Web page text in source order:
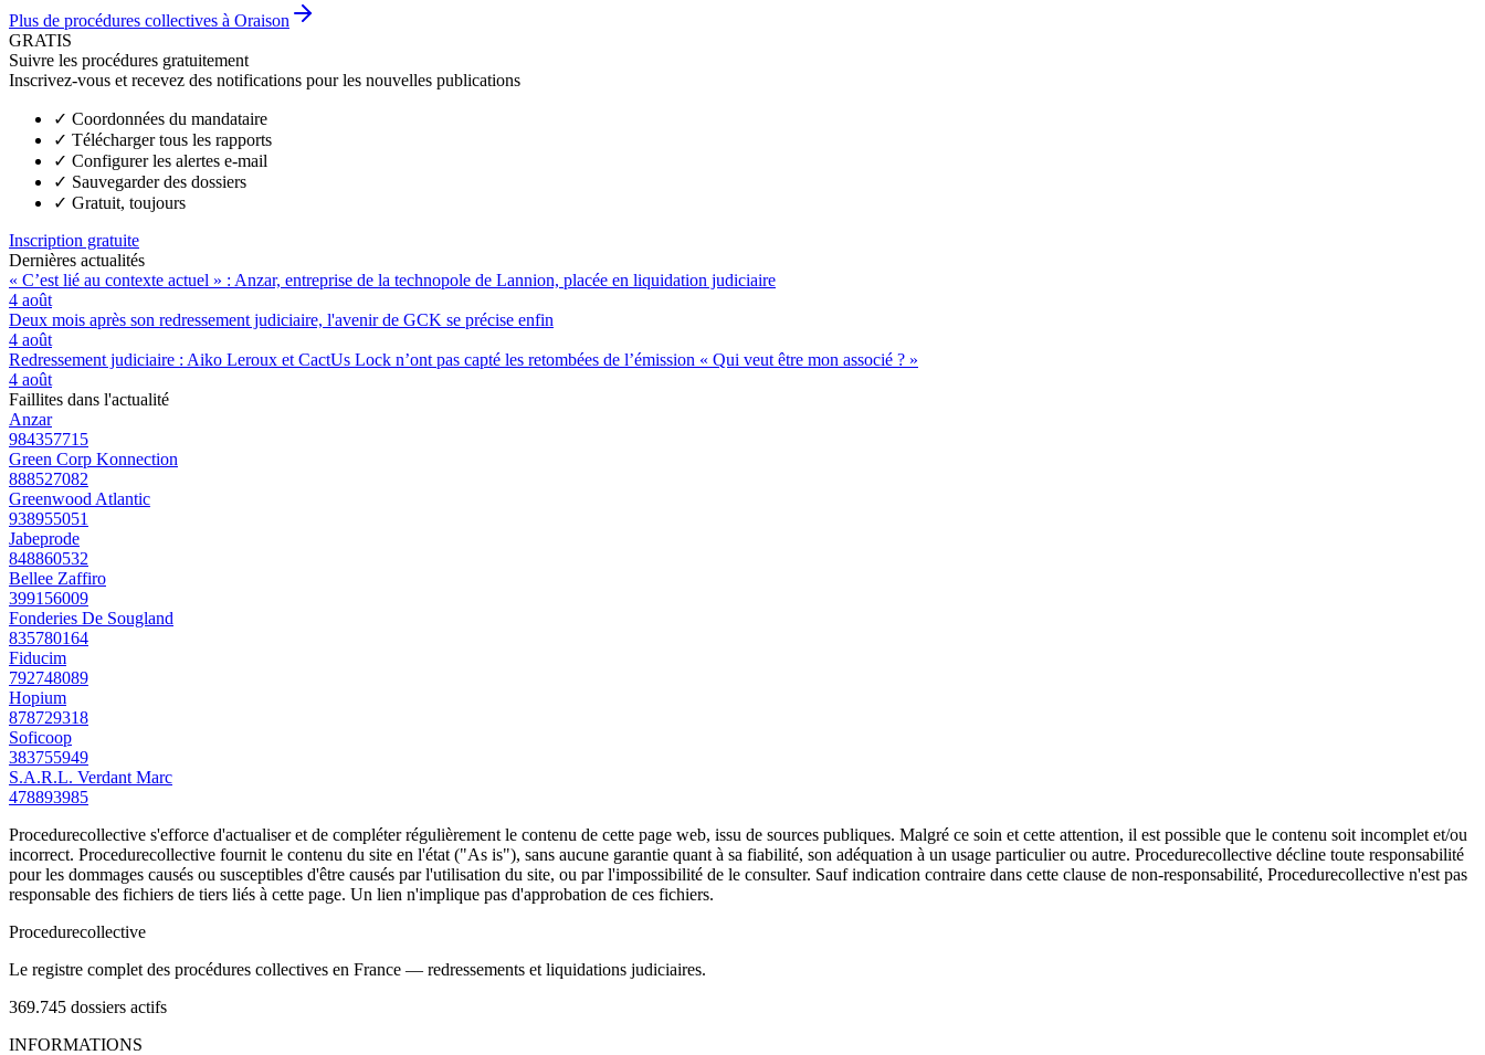
Plus de procédures collectives à Oraison
GRATIS
Suivre les procédures gratuitement
Inscrivez-vous et recevez des notifications pour les nouvelles publications
✓ Coordonnées du mandataire
✓ Télécharger tous les rapports
✓ Configurer les alertes e-mail
✓ Sauvegarder des dossiers
✓ Gratuit, toujours
Inscription gratuite
Dernières actualités
« C’est lié au contexte actuel » : Anzar, entreprise de la technopole de Lannion, placée en liquidation judiciaire
4 août
Deux mois après son redressement judiciaire, l'avenir de GCK se précise enfin
4 août
Redressement judiciaire : Aiko Leroux et CactUs Lock n’ont pas capté les retombées de l’émission « Qui veut être mon associé ? »
4 août
Faillites dans l'actualité
Anzar
984357715
Green Corp Konnection
888527082
Greenwood Atlantic
938955051
Jabeprode
848860532
Bellee Zaffiro
399156009
Fonderies De Sougland
835780164
Fiducim
792748089
Hopium
878729318
Soficoop
383755949
S.A.R.L. Verdant Marc
478893985
Procedurecollective s'efforce d'actualiser et de compléter régulièrement le contenu de cette page web, issu de sources publiques. Malgré ce soin et cette attention, il est possible que le contenu soit incomplet et/ou
incorrect. Procedurecollective fournit le contenu du site en l'état ("As is"), sans aucune garantie quant à sa fiabilité, son adéquation à un usage particulier ou autre. Procedurecollective décline toute responsabilité
pour les dommages causés ou susceptibles d'être causés par l'utilisation du site, ou par l'impossibilité de le consulter. Sauf indication contraire dans cette clause de non-responsabilité, Procedurecollective n'est pas
responsable des fichiers de tiers liés à cette page. Un lien n'implique pas d'approbation de ces fichiers.
Procedurecollective
Le registre complet des procédures collectives en France — redressements et liquidations judiciaires.
369.745 dossiers actifs
INFORMATIONS